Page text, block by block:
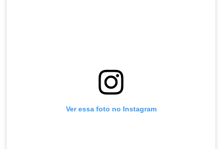
Ver essa foto no Instagram